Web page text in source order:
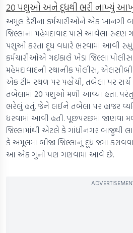
20 પશુઓ અને દૂધથી ભરી નાખ્યું
અમુલ ડેરીના કર્મચારીઓને એક ખાનગી
જિલ્લાના મહેમદાવાદ પાસે આવેલા રુદણ
પશુઓ કરતા દૂધ વધારે ભરવામાં આવી
કર્મચારીઓએ ગઈકાલે ખેડા જિલ્લા
મહેમદાવાદની સ્થાનીક પોલીસ,
એક ટીમ સ્થળ પર પહોંચી, તબેલા પર
તબેલામાં 20 પશુઓ મળી આવ્યા હતા. પરંતુ
ભરેલું હતું. જેને લઈને તબેલા પર હાજર
ધરવામાં આવી હતી. પૂછપરછમાં જાણવા
જિલ્લામાંથી એટલે કે ગાંધીનગર બાજુથી
કે અમૂલમાં બીજા જિલ્લાનું દૂધ જમા
આ એક ગુનો પણ ગણવામાં આવે છે.